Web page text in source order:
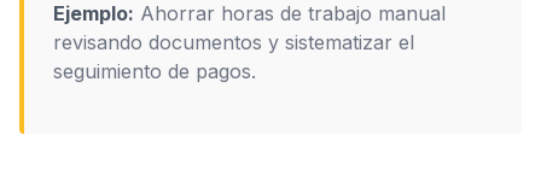
Ejemplo: Ahorrar horas de trabajo manual
revisando documentos y sistematizar el
seguimiento de pagos.